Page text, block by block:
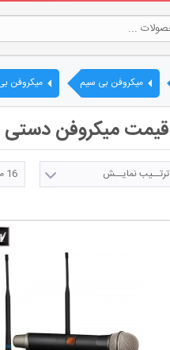
میکروفن بی سیم میکروفن
قیمت میکروفن دستی
ترتــیب نمایــش